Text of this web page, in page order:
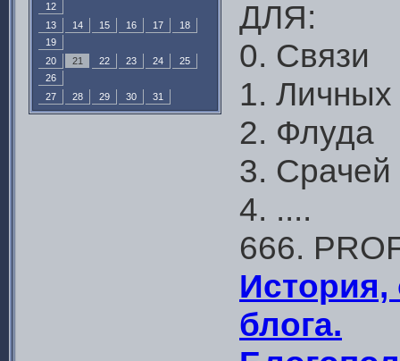
12
13
14 15 16 17
18
19
20
21 22 23 24
25
26
27
28 29 30 31
ДЛЯ:
0. Связи
1.
2. Флуда
3. Срачей
4. ....
666.
История,
блога.